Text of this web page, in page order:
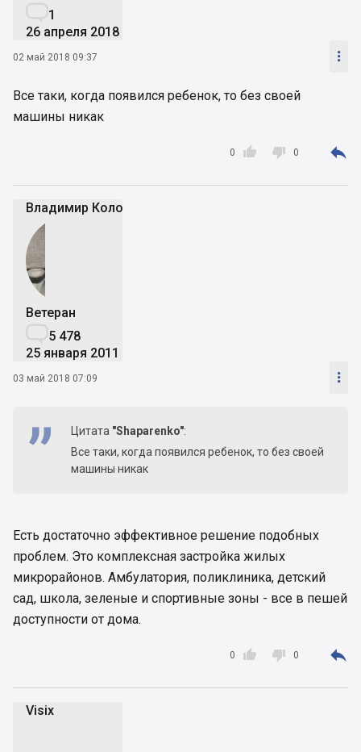
1
26 апреля 2018
02 май 2018 09:37 
Все таки, когда появился ребенок, то без своей
машины никак

0  0 
Владимир Коломейко
Ветеран
5 478
25 января 2011
03 май 2018 07:09 
Цитата "Shaparenko":
Все таки, когда появился ребенок, то без своей
машины никак
Есть достаточно эффективное решение подобных
проблем. Это комплексная застройка жилых
микрорайонов. Амбулатория, поликлиника, детский
сад, школа, зеленые и спортивные зоны - все в пешей
доступности от дома.

0  0 
Visix